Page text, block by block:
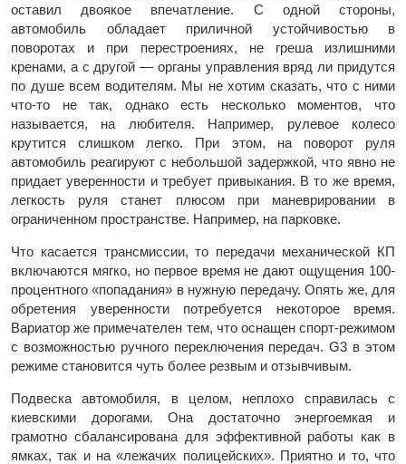
оставил двоякое впечатление. С одной стороны,
автомобиль обладает приличной устойчивостью в
поворотах и при перестроениях, не греша излишними
кренами, а с другой — органы управления вряд ли придутся
по душе всем водителям. Мы не хотим сказать, что с ними
что-то не так, однако есть несколько моментов, что
называется, на любителя. Например, рулевое колесо
крутится слишком легко. При этом, на поворот руля
автомобиль реагируют с небольшой задержкой, что явно не
придает уверенности и требует привыкания. В то же время,
легкость руля станет плюсом при маневрировании в
ограниченном пространстве. Например, на парковке.
Что касается трансмиссии, то передачи механической КП
включаются мягко, но первое время не дают ощущения 100-
процентного «попадания» в нужную передачу. Опять же, для
обретения уверенности потребуется некоторое время.
Вариатор же примечателен тем, что оснащен спорт-режимом
с возможностью ручного переключения передач. G3 в этом
режиме становится чуть более резвым и отзывчивым.
Подвеска автомобиля, в целом, неплохо справилась с
киевскими дорогами. Она достаточно энергоемкая и
грамотно сбалансирована для эффективной работы как в
ямках, так и на «лежачих полицейских». Приятно и то, что